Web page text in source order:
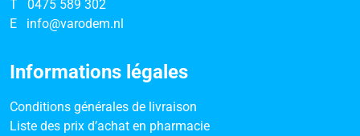
T
0475 589 302
E
info@varodem.nl
Informations légales
Conditions générales de livraison
Liste des prix d’achat en pharmacie